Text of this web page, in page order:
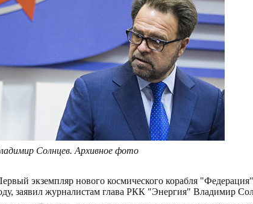
Солнцев. Архивное фото
экземпляр нового космического корабля
заявил журналистам глава РКК "Энергия" Владимир